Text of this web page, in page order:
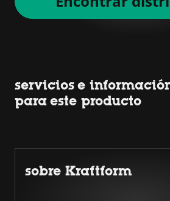
servicios e
para este producto
sobre Kraftform